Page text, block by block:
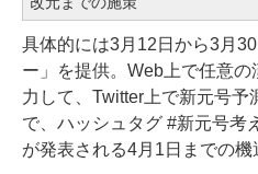
具体的には3月12日から3月
ー」を提供。Web上で任意の
力して、Twitter上で新元号予
で、ハッシュタグ #新元号考
が発表される4月1日までの機